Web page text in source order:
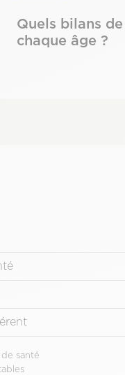
Quels bilans
chaque âge ?
de santé